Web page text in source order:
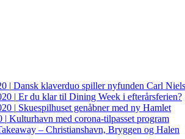
| Dansk klaverduo spiller nyfunden Carl
| Er du klar til Dining Week i efterårsferien?
| Skuespilhuset genåbner med ny Hamlet
| Kulturhavn med corona-tilpasset program
– Christianshavn, Bryggen og Halen